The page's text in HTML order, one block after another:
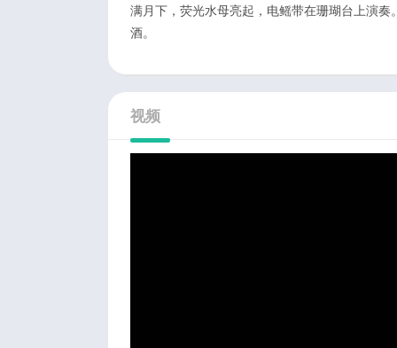
满月下，荧光水母亮起，电鳐带在珊瑚台上演
酒。
视频